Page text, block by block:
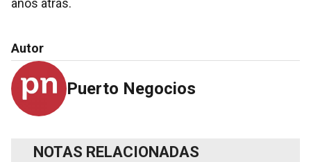
años atrás.
Autor
Puerto Negocios
NOTAS RELACIONADAS